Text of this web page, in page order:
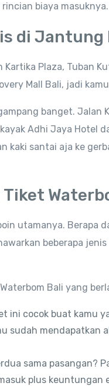
biaya masuknya.
di Jantung
Kartika Plaza, Tuban
Mall Bali, jadi
banget. Jalan
Adhi Jaya Hotel
kaki santai aja ke
utamanya. Berapa
beberapa
Bali yang
ini cocok buat kamu
sudah mendapatkan
sama pasangan?
plus